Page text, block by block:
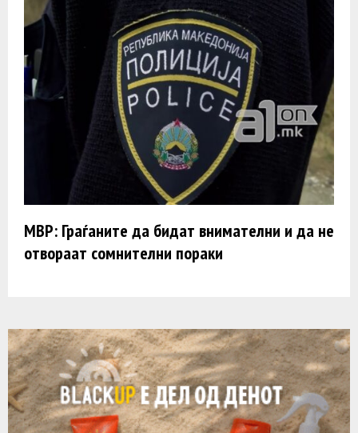
МВР: Граѓаните да бидат внимателни и да не
отвораат сомнителни пораки